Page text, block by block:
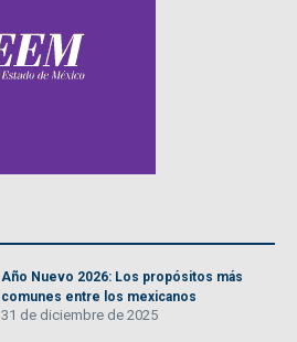
Año Nuevo 2026: Los propósitos más
comunes entre los mexicanos
31 de diciembre de 2025